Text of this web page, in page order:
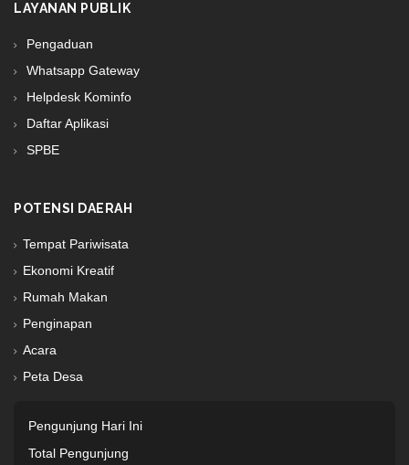
LAYANAN PUBLIK
Pengaduan
Whatsapp Gateway
Helpdesk Kominfo
Daftar Aplikasi
SPBE
POTENSI DAERAH
Tempat Pariwisata
Ekonomi Kreatif
Rumah Makan
Penginapan
Acara
Peta Desa
Pengunjung Hari Ini
Total Pengunjung